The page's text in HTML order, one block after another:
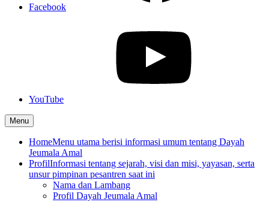
Facebook
YouTube
Menu
HomeMenu utama berisi informasi umum tentang Dayah
Jeumala Amal
ProfilInformasi tentang sejarah, visi dan misi, yayasan, serta
unsur pimpinan pesantren saat ini
Nama dan Lambang
Profil Dayah Jeumala Amal